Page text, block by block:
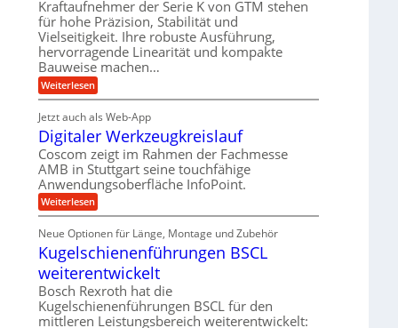
i
e
b
e
f
ü
r
r
a
u
e
U
m
g
e
b
n
g
f
t
r
a
g
s
i
n
g
a
n
g
w
e
n
i
g
e
r
S
t
e
l
l
n
a
n
g
e
n
g
e
t
r
i
b
e
f
ü
r
p
r
z
i
e
H
u
b
Kraftaufnehmer der Serie K von GTM stehen
für hohe Präzision, Stabilität und
Vielseitigkeit. Ihre robuste Ausführung,
hervorragende Linearität und kompakte
Bauweise machen…
Weiterlesen:
P
ä
z
i
s
i
o
n
f
ü
r
A
u
t
o
m
o
Jetzt auch als Web-App
Digitaler Werkzeugkreislauf
Coscom zeigt im Rahmen der Fachmesse
AMB in Stuttgart seine touchfähige
Anwendungsoberfläche InfoPoint.
Weiterlesen:
D
g
i
t
a
l
e
r
W
Neue Optionen für Länge, Montage und Zubehör
Kugelschienenführungen BSCL
weiterentwickelt
Bosch Rexroth hat die
Kugelschienenführungen BSCL für den
mittleren Leistungsbereich weiterentwickelt: